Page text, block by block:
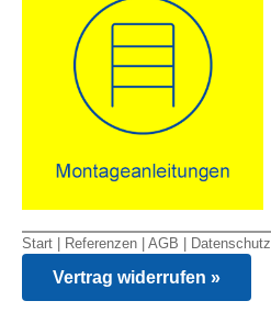
Start Referenzen AGB Datenschutz
Vertrag widerrufen »